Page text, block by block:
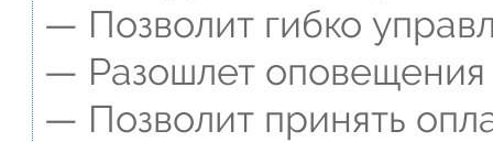
— Позволит гибко
— Разошлет оповещения
— Позволит принять